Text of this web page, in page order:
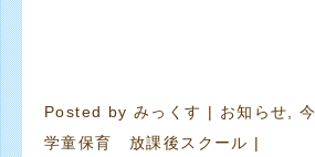
Posted byみっくす | お知らせ ,
学童保育 放課後スクール |